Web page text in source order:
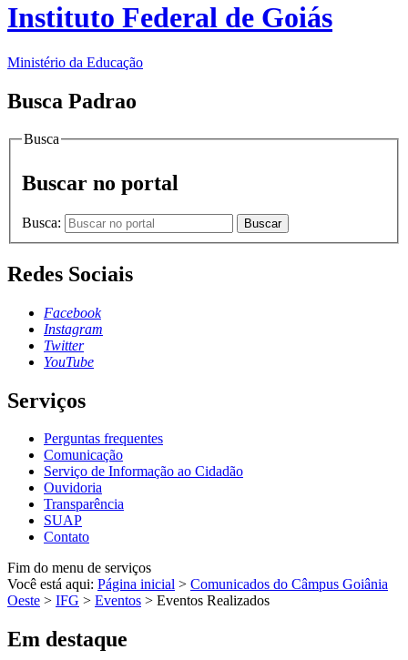
Instituto Federal de Goiás
Ministério da Educação
Busca Padrao
Busca
Buscar no portal
Busca: Buscar
Redes Sociais
Facebook
Instagram
Twitter
YouTube
Serviços
Perguntas frequentes
Comunicação
Serviço de Informação ao Cidadão
Ouvidoria
Transparência
SUAP
Contato
Fim do menu de serviços
Você está aqui: Página inicial > Comunicados do Câmpus Goiânia
Oeste > IFG > Eventos > Eventos Realizados
Em destaque